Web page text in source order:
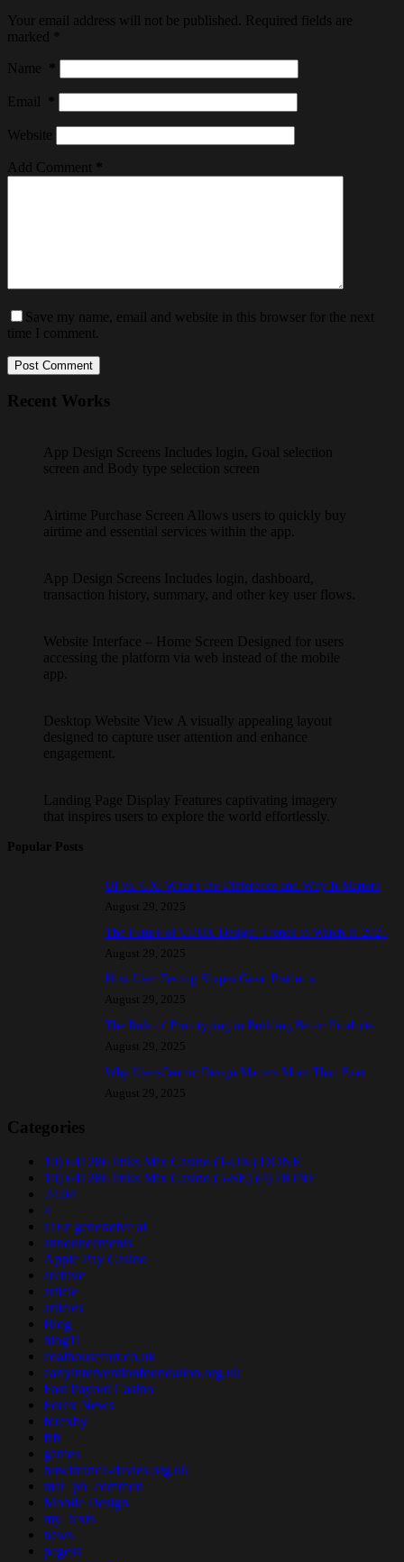
Your email address will not be published.
Required fields are
marked
Name *
Email *
Website
Add Comment *
Save my name, email and website in this browser for the next
time I comment.
Post Comment
Recent Works
App Design Screens Includes login, Goal selection
screen and Body type selection screen
Airtime Purchase Screen Allows users to quickly buy
airtime and essential services within the app.
App Design Screens Includes login, dashboard,
transaction history, summary, and other key user flows.
Website Interface – Home Screen Designed for users
accessing the platform via web instead of the mobile
app.
Desktop Website View A visually appealing layout
designed to capture user attention and enhance
engagement.
Landing Page Display Features captivating imagery
that inspires users to explore the world effortlessly.
Popular Posts
UI vs. UX: What’s the Difference and Why It Matters
August 29, 2025
The Future of UI/UX Design: Trends to Watch in 2025
August 29, 2025
How User Testing Shapes Great Products
August 29, 2025
The Role of Prototyping in Building Better Products
August 29, 2025
Why User-Centric Design Matters More Than Ever
August 29, 2025
Categories
10) 641286 links Mix Casino (1-UK) DONE
10) 641286 links Mix Casino (5-SE) (4) DONE
24.04
4
a16z generative ai
announcements
Apple Pay Casino
archive
article
articles
Blog
blog11
coalhousefort.co.uk
earlyinterventionfoundation.org.uk
Fast Payout Casino
Forex News
forexby
frfr
games
huwirranca-davies.org.uk
mar_pb_common
Mobile Design
my_texts
news
pagess